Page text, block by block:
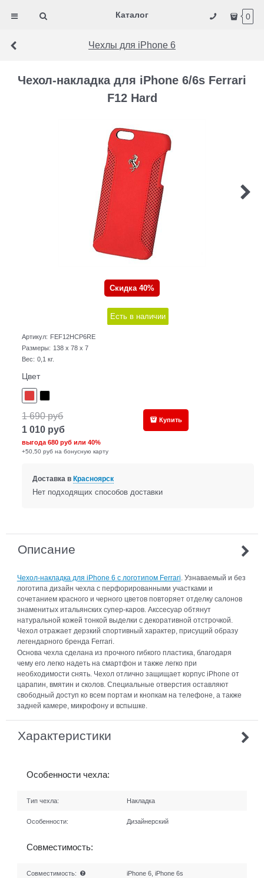
Каталог 0
Чехлы для iPhone 6
Чехол-накладка для iPhone 6/6s Ferrari
F12 Hard
Скидка 40%
Есть в наличии
Артикул: FEF12HCP6RE
Размеры: 138 x 78 x 7
Вес: 0,1 кг.
Цвет
1 690 руб
1 010 руб
выгода680 руб или40%
+50,50 руб на бонусную карту
Купить
Доставка в Красноярск
Нет подходящих способов доставки
Описание
Чехол-накладка для iPhone 6 с логотипом Ferrari. Узнаваемый и без
логотипа дизайн чехла с перфорированными участками и
сочетанием красного и черного цветов повторяет отделку салонов
знаменитых итальянских супер-каров. Акссесуар обтянут
натуральной кожей тонкой выделки с декоративной отстрочкой.
Чехол отражает дерзкий спортивный характер, присущий образу
легендарного бренда Ferrari.
Основа чехла сделана из прочного гибкого пластика, благодаря
чему его легко надеть на смартфон и также легко при
необходимости снять. Чехол отлично защищает корпус iPhone от
царапин, вмятин и сколов. Специальные отверстия оставляют
свободный доступ ко всем портам и кнопкам на телефоне, а также
задней камере, микрофону и вспышке.
Характеристики
Особенности чехла:
Тип чехла: Накладка
Особенности: Дизайнерский
Совместимость:
Совместимость: iPhone 6, iPhone 6s